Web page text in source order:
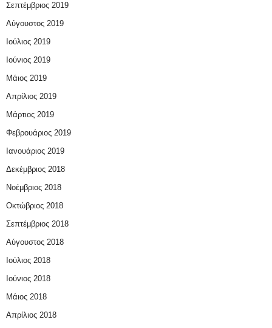
Σεπτέμβριος 2019
Αύγουστος 2019
Ιούλιος 2019
Ιούνιος 2019
Μάιος 2019
Απρίλιος 2019
Μάρτιος 2019
Φεβρουάριος 2019
Ιανουάριος 2019
Δεκέμβριος 2018
Νοέμβριος 2018
Οκτώβριος 2018
Σεπτέμβριος 2018
Αύγουστος 2018
Ιούλιος 2018
Ιούνιος 2018
Μάιος 2018
Απρίλιος 2018